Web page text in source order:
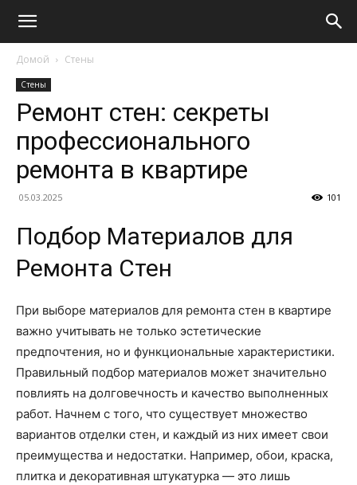
Домой Стены
Стены
Ремонт стен: секреты
профессионального
ремонта в квартире
05.03.2025 101
Подбор Материалов для
Ремонта Стен
При выборе материалов для ремонта стен в квартире
важно учитывать не только эстетические
предпочтения, но и функциональные характеристики.
Правильный подбор материалов может значительно
повлиять на долговечность и качество выполненных
работ. Начнем с того, что существует множество
вариантов отделки стен, и каждый из них имеет свои
преимущества и недостатки. Например, обои, краска,
плитка и декоративная штукатурка — это лишь